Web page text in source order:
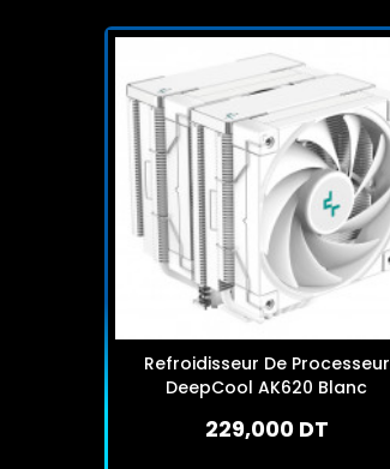
Refroidisseur De Processeur
DeepCool AK620 Blanc
229,000 DT